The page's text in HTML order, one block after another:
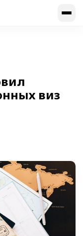
виз